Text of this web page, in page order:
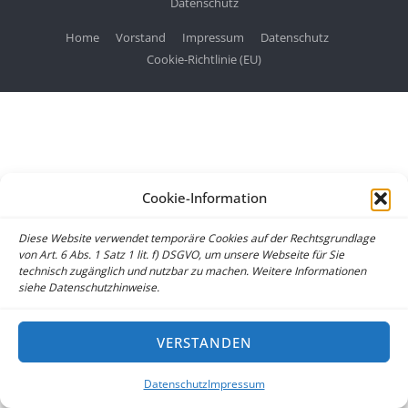
Cookie-Information
Diese Website verwendet temporäre Cookies auf der Rechtsgrundlage
von Art. 6 Abs. 1 Satz 1 lit. f) DSGVO, um unsere Webseite für Sie
technisch zugänglich und nutzbar zu machen. Weitere Informationen
siehe Datenschutzhinweise.
VERSTANDEN
DatenschutzImpressum
Home Vorstand Impressum
Datenschutz
Cookie-Richtlinie (EU)